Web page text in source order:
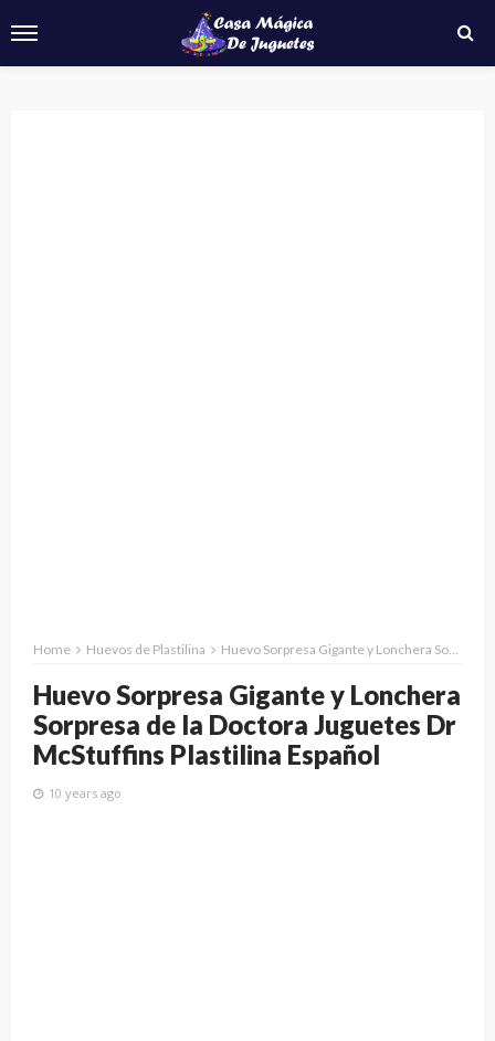
Home Huevos de Plastilina Huevo Sorpresa Gigante y Lonchera Sorpresa de la Doctora Juguetes Dr McStuffins Plastilina Español
Huevo Sorpresa Gigante y Lonchera
Sorpresa de la Doctora Juguetes Dr
McStuffins Plastilina Español
10 years ago